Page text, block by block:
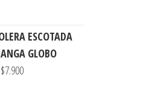
$7.900
ESCOTADA
GLOBO
$7.900Rango